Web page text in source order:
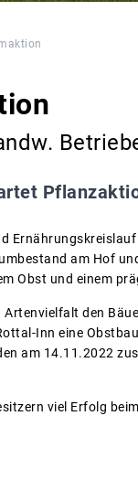
am Hof
Obst und einem
den
Inn eine
am 14.11.2022
viel Erfolg